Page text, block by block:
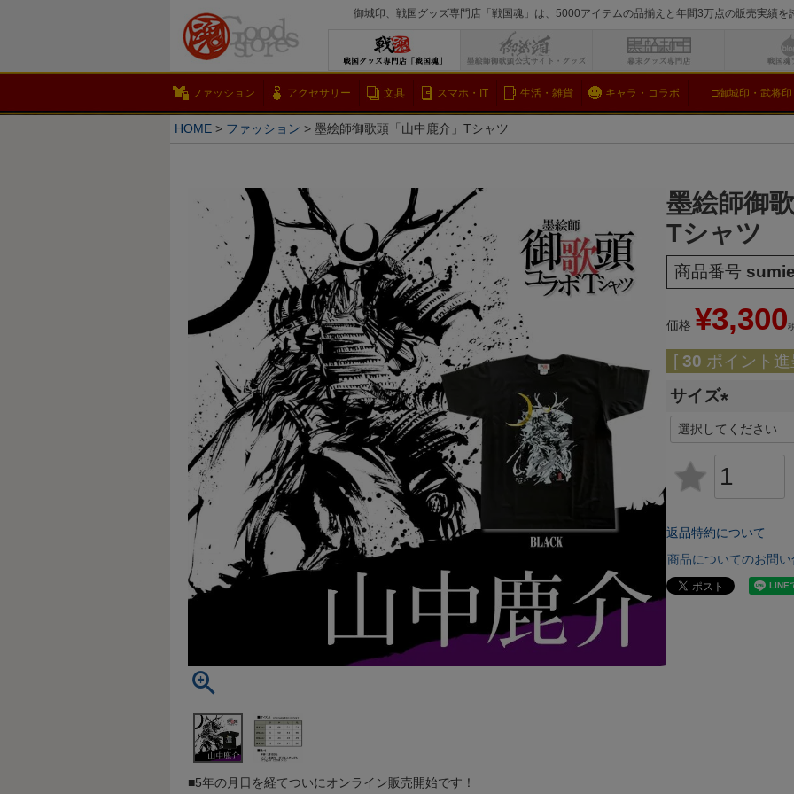
御城印、戦国グッズ専門店「戦国魂」は、5000アイテムの品揃えと年間3万点の販売実績
検索
ファッション アクセサリー 文具 スマホ・IT 生活・雑貨 キャラ・コラボ □御城印・武将印
HOME ファッション 墨絵師御歌頭「山中鹿介」Tシャツ
■5年の月日を経てついにオンライン販売開始です！
墨絵師御
Tシャツ
商品番号
価格 ¥3,300
[ 30 ポイント進
サイズ
(
必
須
)
返品特約について
商品についてのお問